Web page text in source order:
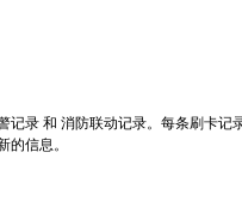
录 和 消防联动记录。每条刷卡记
信息。